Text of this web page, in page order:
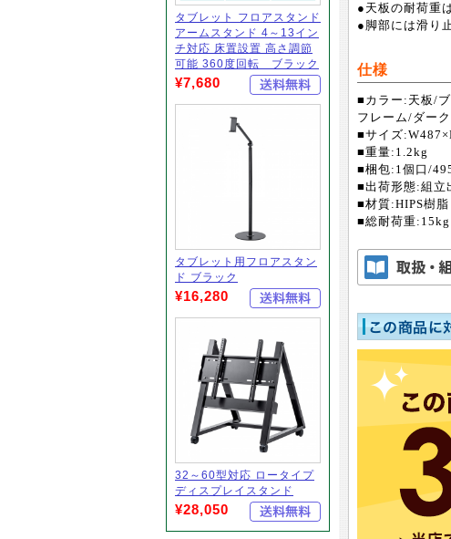
タブレット フロアスタンド
アームスタンド 4～13イン
チ対応 床置設置 高さ調節
可能 360度回転 ブラック
¥7,680
タブレット用フロアスタン
ド ブラック
¥16,280
32～60型対応 ロータイプ
ディスプレイスタンド
¥28,050
●天板の耐荷重
●脚部には滑り
仕様
■カラー:天板/ブ
フレーム/ダー
■サイズ
■重量:1.2kg
■梱包:1個口/
■出荷形態:組立
■材質:HIPS樹脂
■総耐荷重:15kg